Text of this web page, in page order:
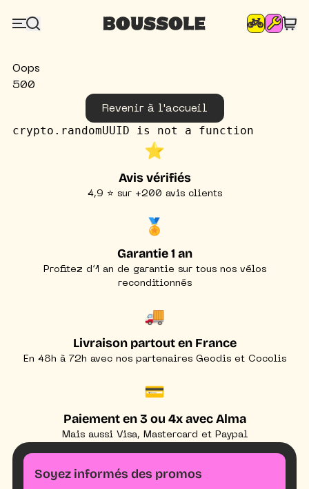
Oops
500
Revenir à l'accueil
crypto.randomUUID is not a function
⭐️
Avis vérifiés
4,9 ⭐ sur +200 avis clients
🏅
Garantie 1 an
Profitez d’1 an de garantie sur tous nos vélos
reconditionnés
🚚
Livraison partout en France
En 48h à 72h avec nos partenaires Geodis et Cocolis
💳
Paiement en 3 ou 4x avec Alma
Mais aussi Visa, Mastercard et Paypal
Soyez informés des promos